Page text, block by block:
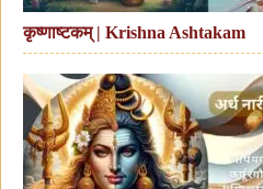
कृष्णाष्टकम् | Krishna Ashtakam